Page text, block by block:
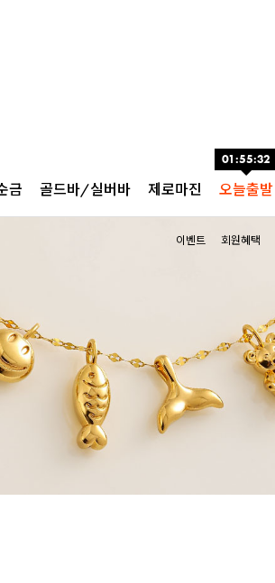
금 골드바/실버바 제로마진
01:55:31
오늘출발
이벤트 회원혜택